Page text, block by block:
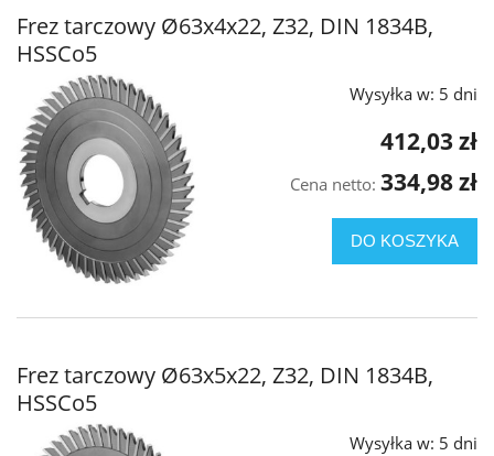
Frez tarczowy Ø63x4x22, Z32, DIN 1834B,
HSSCo5
Wysyłka w: 5 dni
412,03 zł
Cena netto: 334,98 zł
DO KOSZYKA
Frez tarczowy Ø63x5x22, Z32, DIN 1834B,
HSSCo5
Wysyłka w: 5 dni